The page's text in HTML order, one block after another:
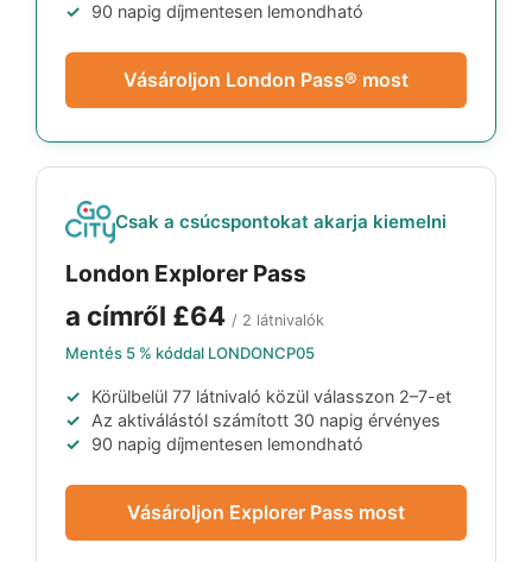
90 napig díjmentesen lemondható
Vásároljon London Pass® most
Csak a csúcspontokat akarja kiemelni
London Explorer Pass
a címről £64 / 2 látnivalók
Mentés 5 % kóddal LONDONCP05
Körülbelül 77 látnivaló közül válasszon 2–7-et
Az aktiválástól számított 30 napig érvényes
90 napig díjmentesen lemondható
Vásároljon Explorer Pass most